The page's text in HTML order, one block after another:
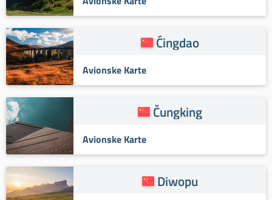
Ćingdao
Avionske Karte
Čungking
Avionske Karte
Diwopu